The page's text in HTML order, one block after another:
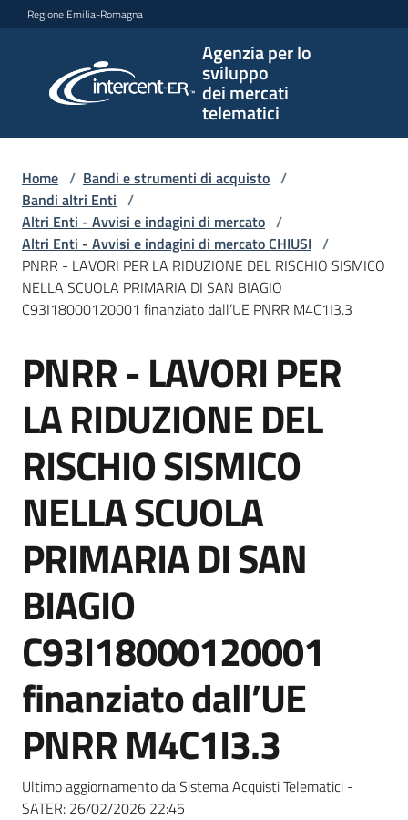
Vai al contenuto
Vai alla navigazione
Vai al footer
Regione Emilia-Romagna
Agenzia per lo
sviluppo
dei mercati
telematici
per lo
sviluppo
telematici
L'Agenzia
e
strumenti
acquisto
Supporto
Piattaforme
telematiche
English
site
Home / Bandi e strumenti di acquisto /
Bandi altri Enti /
Altri Enti - Avvisi e indagini di mercato /
Altri Enti - Avvisi e indagini di mercato CHIUSI /
PNRR - LAVORI PER LA RIDUZIONE DEL RISCHIO SISMICO
NELLA SCUOLA PRIMARIA DI SAN BIAGIO
C93I18000120001 finanziato dall’UE PNRR M4C1I3.3
Salta al contenuto
PNRR - LAVORI PER
LA RIDUZIONE DEL
RISCHIO SISMICO
NELLA SCUOLA
PRIMARIA DI SAN
BIAGIO
C93I18000120001
finanziato dall’UE
PNRR M4C1I3.3
Ultimo aggiornamento da Sistema Acquisti Telematici -
SATER: 26/02/2026 22:45